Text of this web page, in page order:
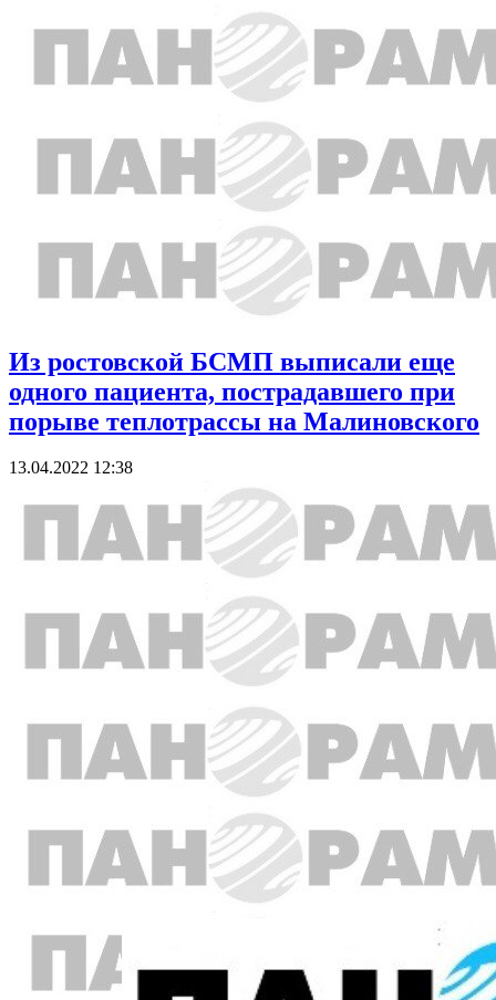
Из ростовской БСМП выписали еще
одного пациента, пострадавшего при
порыве теплотрассы на Малиновского
13.04.2022 12:38